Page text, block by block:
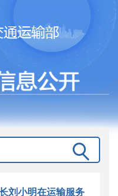
刘小明在运输服务